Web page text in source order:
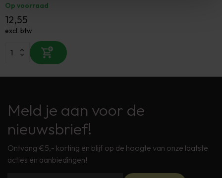
Op voorraad
12,55
excl. btw
Meld je aan voor de
nieuwsbrief!
Ontvang €5,- korting en blijf op de hoogte van onze laatste
acties en aanbiedingen!